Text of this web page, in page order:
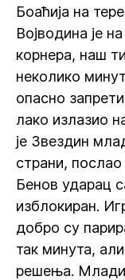
Боаћија на
Војводина је
корнера, наш
неколико
опасно
лако излазио
је Звездин
страни,
Бенов ударац
изблокиран.
добро су
так минута,
решења. Млади